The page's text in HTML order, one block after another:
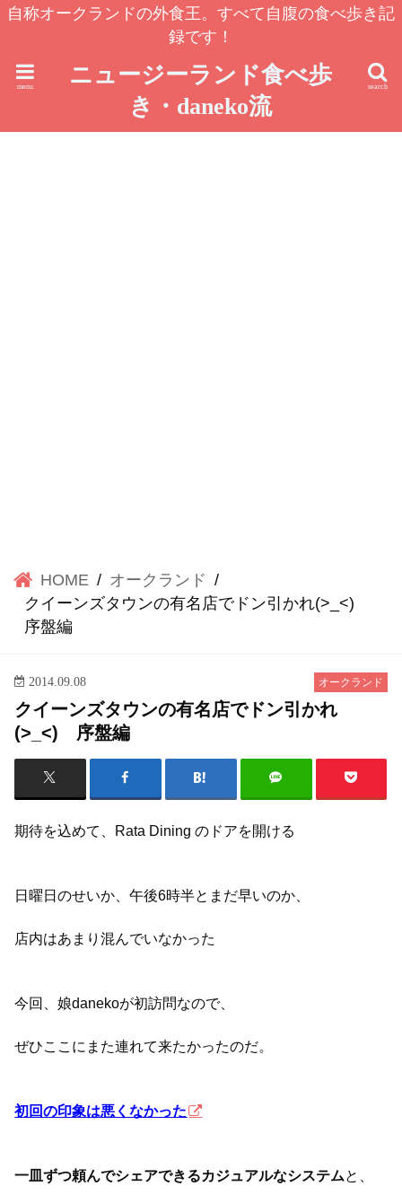
自称オークランドの外食王。すべて自腹の食べ歩き記
録です！
ニュージーランド食べ歩
き・daneko流
search
menu
HOME
オークランド
クイーンズタウンの有名店でドン引かれ(>_<)
序盤編
オークランド
2014.09.08
クイーンズタウンの有名店でドン引かれ
(>_<) 序盤編
期待を込めて、Rata Dining のドアを開ける
日曜日のせいか、午後6時半とまだ早いのか、
店内はあまり混んでいなかった
今回、娘danekoが初訪問なので、
ぜひここにまた連れて来たかったのだ。
初回の印象は悪くなかった
一皿ずつ頼んでシェアできるカジュアルなシステムと、